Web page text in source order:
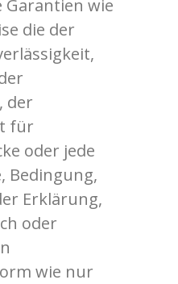
Garantien wie
die der
der
für
oder jede
Bedingung,
Erklärung,
oder
wie nur